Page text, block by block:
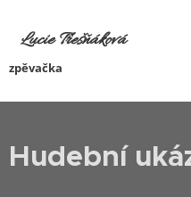
Lucie Třešňáková
zpěvačka
Hudební